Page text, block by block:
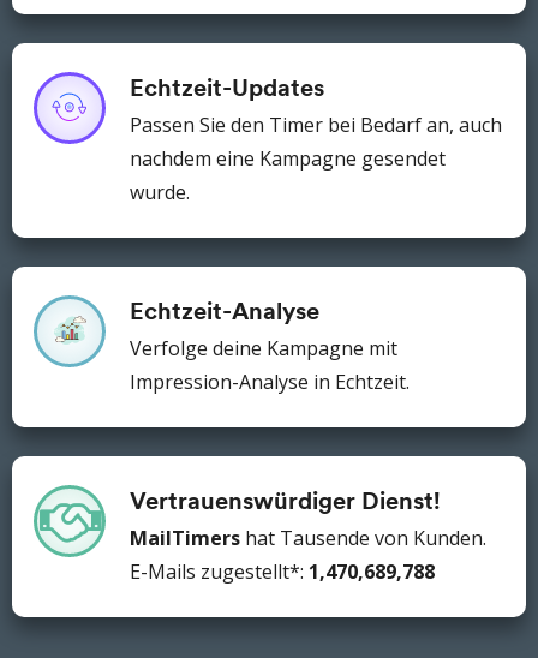
Echtzeit-Updates
Passen Sie den Timer bei Bedarf an, auch
nachdem eine Kampagne gesendet
wurde.
Echtzeit-Analyse
Verfolge deine Kampagne mit
Impression-Analyse in Echtzeit.
Vertrauenswürdiger Dienst!
MailTimers hat Tausende von Kunden.
E-Mails zugestellt*: 1,470,689,794